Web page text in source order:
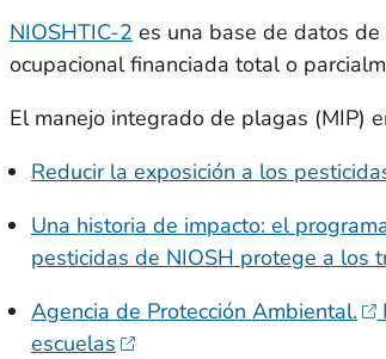
NIOSHTIC-2 es una base de datos
ocupacional financiada total o
El manejo integrado de plagas (MIP)
Reducir la exposición a los
Una historia de impacto: el
pesticidas de NIOSH protege a los
Agencia de Protección Ambiental.
escuelas